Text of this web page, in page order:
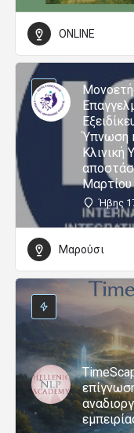
ONLINE
Ύπνωση
Κλινική
Ήβης
Μαρούσι